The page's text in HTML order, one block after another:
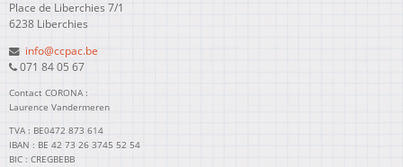
Place de Liberchies 7/1
6238 Liberchies
info@ccpac.be
071 84 05 67
Contact CORONA :
Laurence Vandermeren
TVA : BE0472 873 614
IBAN : BE 42 73 26 3745 52 54
BIC : CREGBEBB